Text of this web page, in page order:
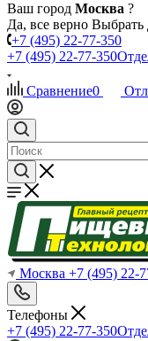
Ваш город Москва ?
Да, все верно Выбрать
+7 (495) 22-77-350
+7 (495) 22-77-350
Сравнение0
Москва +7 (495) 22-
Телефоны
+7 (495) 22-77-350